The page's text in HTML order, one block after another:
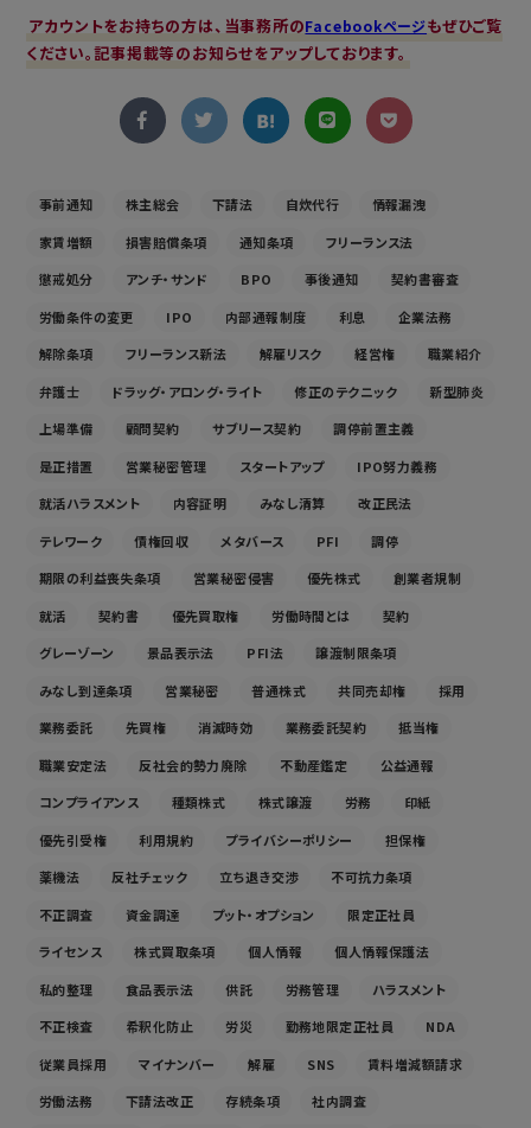
アカウントをお持ちの方は、当事務所のFacebookページもぜひご覧
ください。記事掲載等のお知らせをアップしております。
事前通知 株主総会 下請法 自炊代行
情報漏洩
家賃増額
損害賠償条項 通知条項
フリーランス法
懲戒処分
アンチ・サンド BPO 事後通知
契約書審査
労働条件の変更
IPO 内部通報制度 利息
企業法務
解除条項
フリーランス新法 解雇リスク 経営権
職業紹介
弁護士
ドラッグ・アロング・ライト 修正のテクニック
新型肺炎
上場準備
顧問契約 サブリース契約
調停前置主義
是正措置
営業秘密管理 スタートアップ
IPO努力義務
就活ハラスメント
内容証明 みなし清算
改正民法
テレワーク
債権回収 メタバース PFI
調停
期限の利益喪失条項
営業秘密侵害 優先株式
創業者規制
就活
契約書 優先買取権 労働時間とは
契約
グレーゾーン
景品表示法 PFI法
譲渡制限条項
みなし到達条項
営業秘密 普通株式 共同売却権
採用
業務委託
先買権 消滅時効 業務委託契約
抵当権
職業安定法
反社会的勢力廃除 不動産鑑定
公益通報
コンプライアンス
種類株式 株式譲渡 労務
印紙
優先引受権
利用規約 プライバシーポリシー
担保権
薬機法
反社チェック 立ち退き交渉
不可抗力条項
不正調査
資金調達 プット・オプション
限定正社員
ライセンス
株式買取条項 個人情報
個人情報保護法
私的整理
食品表示法 供託 労務管理
ハラスメント
不正検査
希釈化防止 労災 勤務地限定正社員
NDA
従業員採用
マイナンバー 解雇 SNS
賃料増減額請求
労働法務
下請法改正 存続条項 社内調査